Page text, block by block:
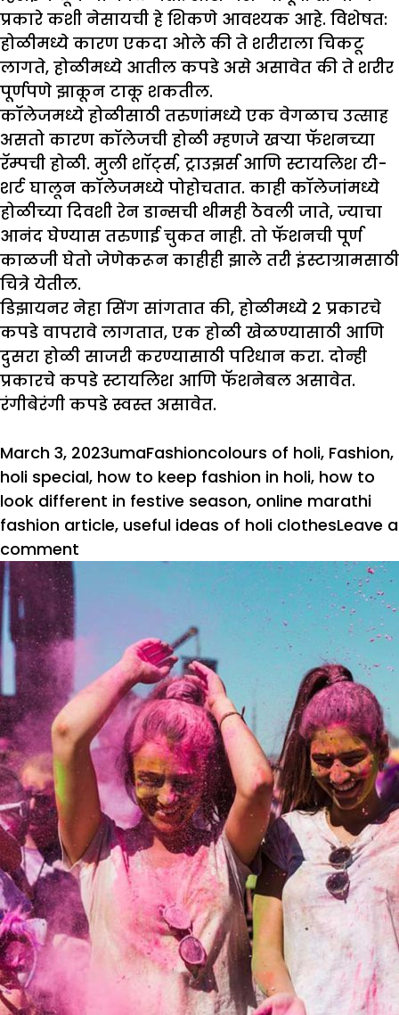
प्रकारे कशी नेसायची हे शिकणे आवश्यक आहे. विशेषत:
होळीमध्ये कारण एकदा ओले की ते शरीराला चिकटू
लागते, होळीमध्ये आतील कपडे असे असावेत की ते शरीर
पूर्णपणे झाकून टाकू शकतील.
कॉलेजमध्ये होळीसाठी तरुणांमध्ये एक वेगळाच उत्साह
असतो कारण कॉलेजची होळी म्हणजे खऱ्या फॅशनच्या
रॅम्पची होळी. मुली शॉर्ट्स, ट्राउझर्स आणि स्टायलिश टी-
शर्ट घालून कॉलेजमध्ये पोहोचतात. काही कॉलेजांमध्ये
होळीच्या दिवशी रेन डान्सची थीमही ठेवली जाते, ज्याचा
आनंद घेण्यास तरुणाई चुकत नाही. तो फॅशनची पूर्ण
काळजी घेतो जेणेकरून काहीही झाले तरी इंस्टाग्रामसाठी
चित्रे येतील.
डिझायनर नेहा सिंग सांगतात की, होळीमध्ये 2 प्रकारचे
कपडे वापरावे लागतात, एक होळी खेळण्यासाठी आणि
दुसरा होळी साजरी करण्यासाठी परिधान करा. दोन्ही
प्रकारचे कपडे स्टायलिश आणि फॅशनेबल असावेत.
रंगीबेरंगी कपडे स्वस्त असावेत.
Posted
on
March 3, 2023Author
umaCategories
FashionTags
colours of holi, Fashion,
holi special, how to keep fashion in holi, how to
look different in festive season, online marathi
fashion article, useful ideas of holi clothesLeave a
comment
होळीच्या
फॅशनमध्ये
रंगीबेरंगी
व्हा